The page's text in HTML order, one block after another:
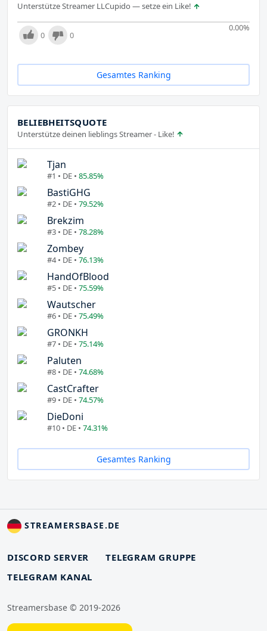
Unterstütze Streamer LLCupido — setze ein Like!
0.00%
0 0
Gesamtes Ranking
BELIEBHEITSQUOTE
Unterstütze deinen lieblings Streamer - Like!
Tjan
#1 • DE • 85.85%
BastiGHG
#2 • DE • 79.52%
Brekzim
#3 • DE • 78.28%
Zombey
#4 • DE • 76.13%
HandOfBlood
#5 • DE • 75.59%
Wautscher
#6 • DE • 75.49%
GRONKH
#7 • DE • 75.14%
Paluten
#8 • DE • 74.68%
CastCrafter
#9 • DE • 74.57%
DieDoni
#10 • DE • 74.31%
Gesamtes Ranking
STREAMERSBASE.DE
DISCORD SERVER
TELEGRAM GRUPPE
TELEGRAM KANAL
Streamersbase © 2019-2026